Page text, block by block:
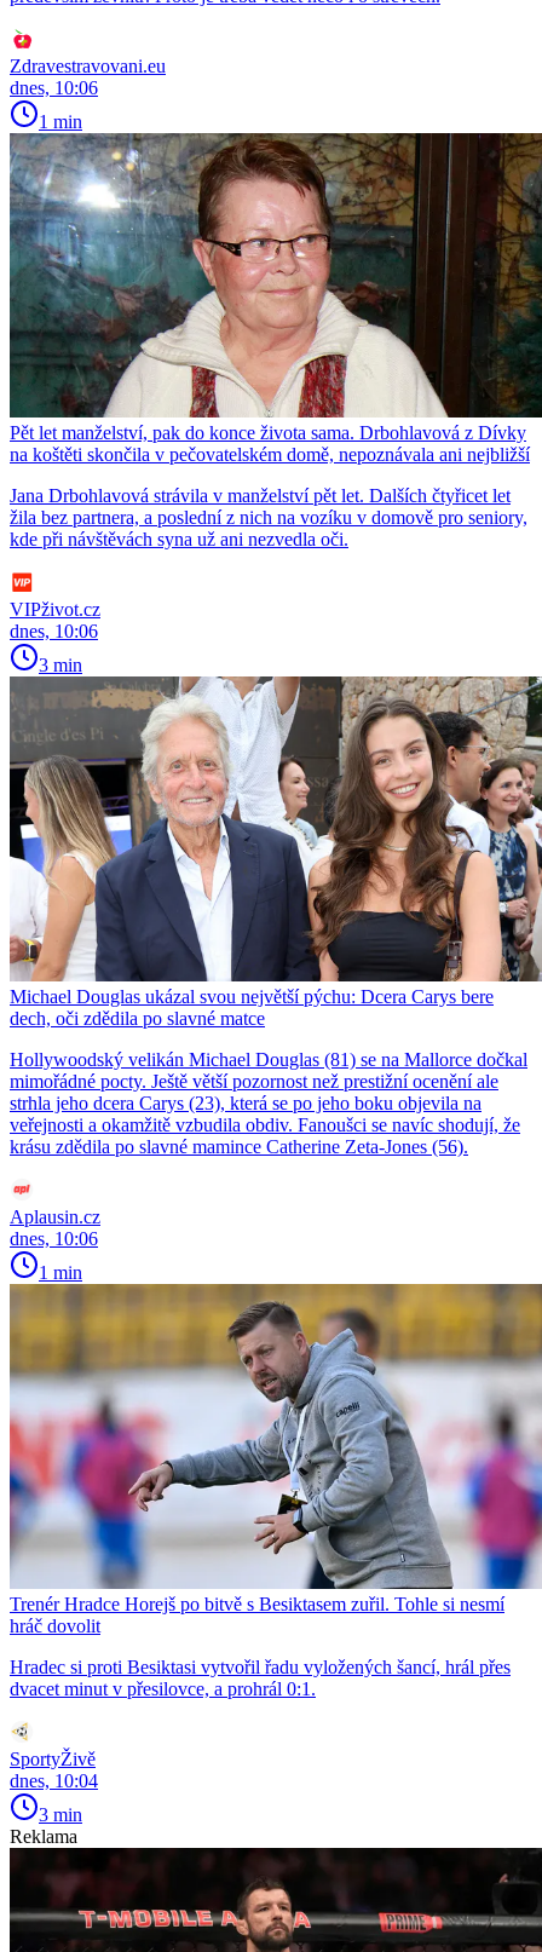
Zdravestravovani.eu
dnes, 10:06
1 min
Pět let manželství, pak do konce života sama. Drbohlavová z Dívky
na koštěti skončila v pečovatelském domě, nepoznávala ani nejbližší
Jana Drbohlavová strávila v manželství pět let. Dalších čtyřicet let
žila bez partnera, a poslední z nich na vozíku v domově pro seniory,
kde při návštěvách syna už ani nezvedla oči.
VIPživot.cz
dnes, 10:06
3 min
Michael Douglas ukázal svou největší pýchu: Dcera Carys bere
dech, oči zdědila po slavné matce
Hollywoodský velikán Michael Douglas (81) se na Mallorce dočkal
mimořádné pocty. Ještě větší pozornost než prestižní ocenění ale
strhla jeho dcera Carys (23), která se po jeho boku objevila na
veřejnosti a okamžitě vzbudila obdiv. Fanoušci se navíc shodují, že
krásu zdědila po slavné mamince Catherine Zeta-Jones (56).
Aplausin.cz
dnes, 10:06
1 min
Trenér Hradce Horejš po bitvě s Besiktasem zuřil. Tohle si nesmí
hráč dovolit
Hradec si proti Besiktasi vytvořil řadu vyložených šancí, hrál přes
dvacet minut v přesilovce, a prohrál 0:1.
SportyŽivě
dnes, 10:04
3 min
Reklama